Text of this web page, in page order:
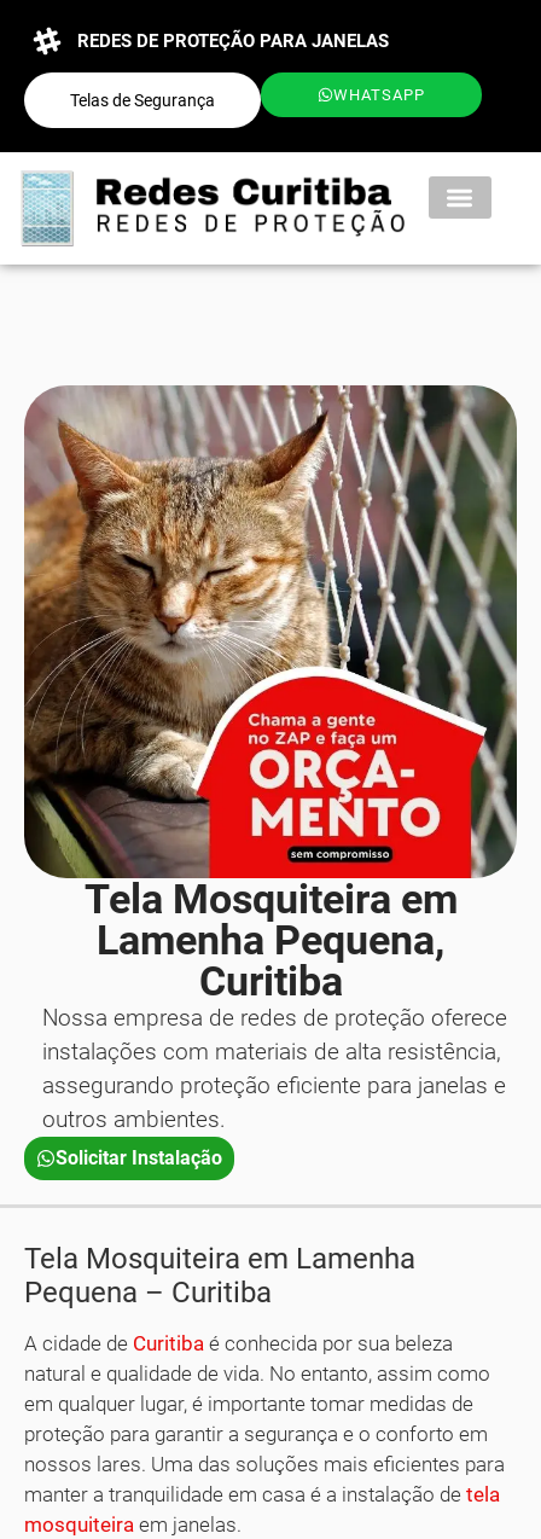
REDES DE PROTEÇÃO PARA JANELAS
Telas de Segurança WHATSAPP
Tela Mosquiteira em
Lamenha Pequena,
Curitiba
Nossa empresa de redes de proteção oferece
instalações com materiais de alta resistência,
assegurando proteção eficiente para janelas e
outros ambientes.
Solicitar Instalação
Tela Mosquiteira em Lamenha
Pequena – Curitiba
A cidade de Curitiba é conhecida por sua beleza
natural e qualidade de vida. No entanto, assim como
em qualquer lugar, é importante tomar medidas de
proteção para garantir a segurança e o conforto em
nossos lares. Uma das soluções mais eficientes para
manter a tranquilidade em casa é a instalação de tela
mosquiteira em janelas.